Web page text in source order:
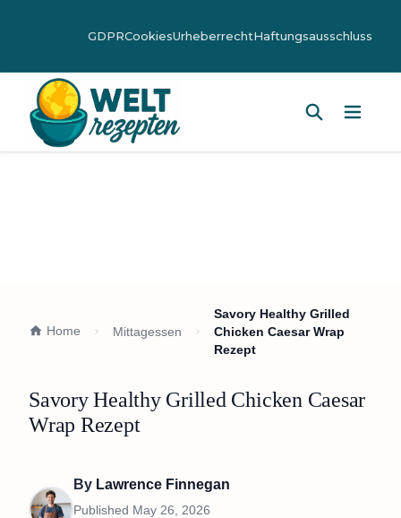
GDPRCookiesUrheberrechtHaftungsausschluss
Home Mittagessen
Savory Healthy Grilled
Chicken Caesar Wrap
Rezept
Savory Healthy Grilled Chicken Caesar
Wrap Rezept
By Lawrence Finnegan
Published May 26, 2026